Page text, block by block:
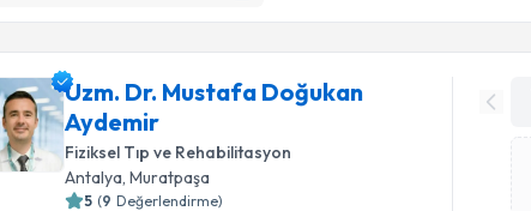
Uzm. Dr. Mustafa Doğukan
Aydemir
Fiziksel Tıp ve Rehabilitasyon
Antalya, Muratpaşa
5 (9 Değerlendirme)